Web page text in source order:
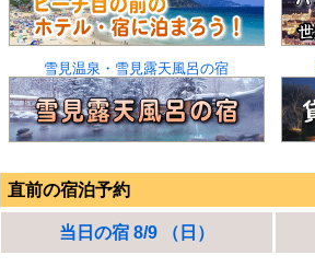
雪見温泉・雪見露天風呂の宿
直前の宿泊予約
当日の宿 8/9 （日）